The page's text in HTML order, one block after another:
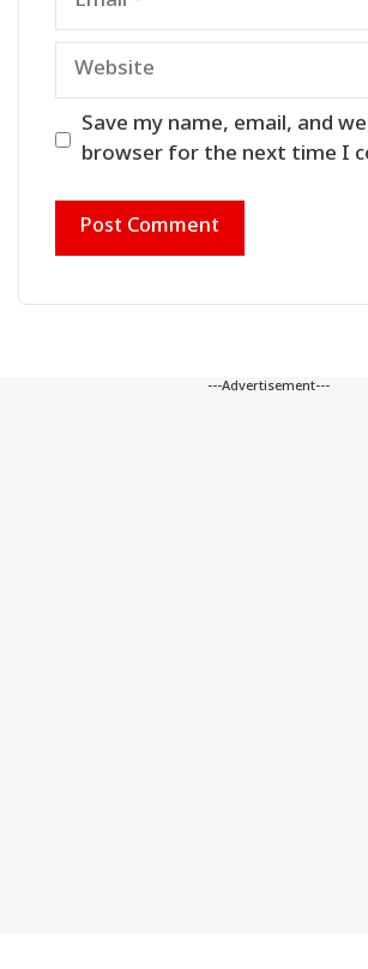
Website
Save my name, email, and
browser for the next time I
---Advertisement---